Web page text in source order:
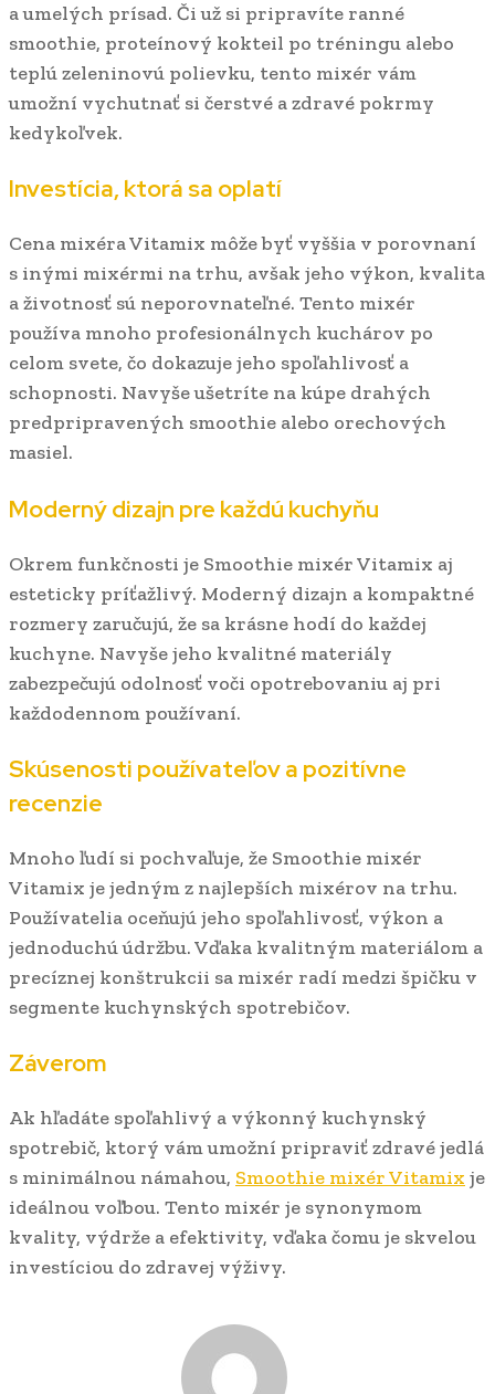
a umelých prísad. Či už si pripravíte ranné
smoothie, proteínový kokteil po tréningu alebo
teplú zeleninovú polievku, tento mixér vám
umožní vychutnať si čerstvé a zdravé pokrmy
kedykoľvek.
Investícia, ktorá sa oplatí
Cena mixéra Vitamix môže byť vyššia v porovnaní
s inými mixérmi na trhu, avšak jeho výkon, kvalita
a životnosť sú neporovnateľné. Tento mixér
používa mnoho profesionálnych kuchárov po
celom svete, čo dokazuje jeho spoľahlivosť a
schopnosti. Navyše ušetríte na kúpe drahých
predpripravených smoothie alebo orechových
masiel.
Moderný dizajn pre každú kuchyňu
Okrem funkčnosti je Smoothie mixér Vitamix aj
esteticky príťažlivý. Moderný dizajn a kompaktné
rozmery zaručujú, že sa krásne hodí do každej
kuchyne. Navyše jeho kvalitné materiály
zabezpečujú odolnosť voči opotrebovaniu aj pri
každodennom používaní.
Skúsenosti používateľov a pozitívne
recenzie
Mnoho ľudí si pochvaľuje, že Smoothie mixér
Vitamix je jedným z najlepších mixérov na trhu.
Používatelia oceňujú jeho spoľahlivosť, výkon a
jednoduchú údržbu. Vďaka kvalitným materiálom a
precíznej konštrukcii sa mixér radí medzi špičku v
segmente kuchynských spotrebičov.
Záverom
Ak hľadáte spoľahlivý a výkonný kuchynský
spotrebič, ktorý vám umožní pripraviť zdravé jedlá
s minimálnou námahou, Smoothie mixér Vitamix je
ideálnou voľbou. Tento mixér je synonymom
kvality, výdrže a efektivity, vďaka čomu je skvelou
investíciou do zdravej výživy.